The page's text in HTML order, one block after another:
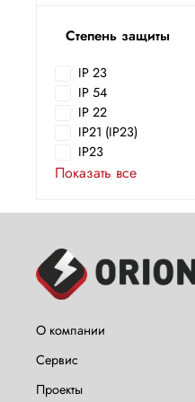
Степень защиты
IP 23
IP 54
IP 22
IP21 (IP23)
IP23
Показать все
О компании
Сервис
Проекты